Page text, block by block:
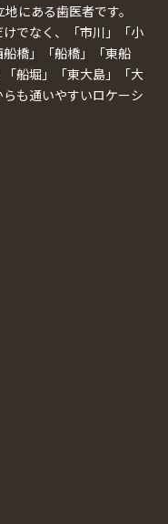
にある歯医者です。
でなく、「市川」「小
橋」「船橋」「東船
船堀」「東大島」「大
も通いやすいロケーシ